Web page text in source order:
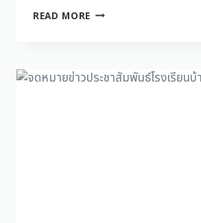
READ MORE